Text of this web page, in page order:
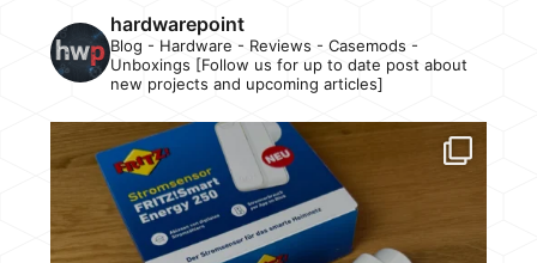
hardwarepoint
Blog - Hardware - Reviews - Casemods -
Unboxings [Follow us for up to date post about
new projects and upcoming articles]